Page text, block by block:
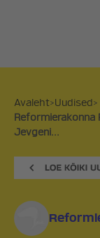
Avaleht>Uudised>
Reformierakonna
Jevgeni...